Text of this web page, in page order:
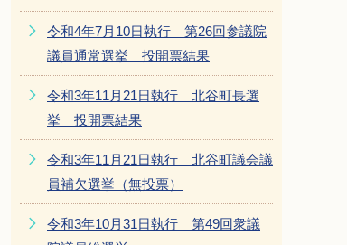
令和4年7月10日執行 第26回参議院
議員通常選挙 投開票結果
令和3年11月21日執行 北谷町長選
挙 投開票結果
令和3年11月21日執行 北谷町議会議
員補欠選挙（無投票）
令和3年10月31日執行 第49回衆議